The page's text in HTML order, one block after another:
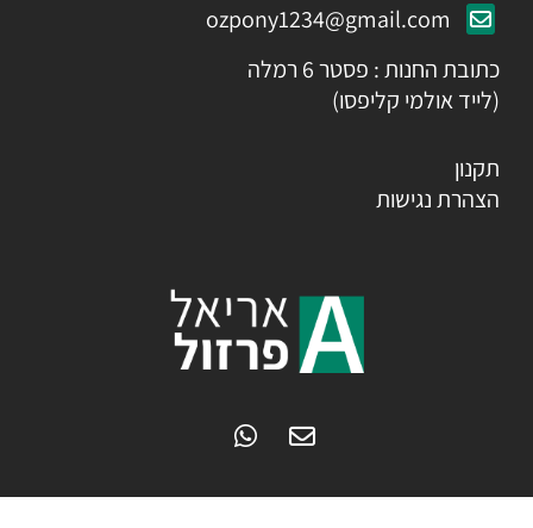
ozpony1234@gmail.com
כתובת החנות : פסטר 6 רמלה
(לייד אולמי קליפסו)
תקנון
הצהרת נגישות